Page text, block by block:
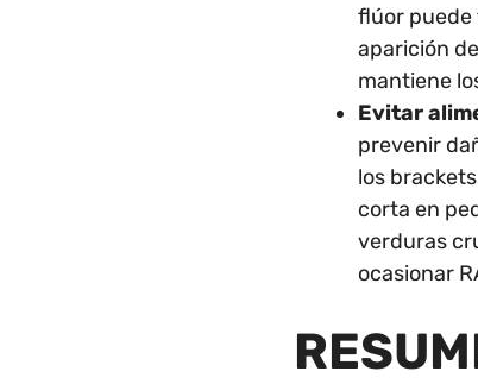
flúor puede
aparición
mantiene
Evitar
prevenir
los
corta en
verduras
ocasionar